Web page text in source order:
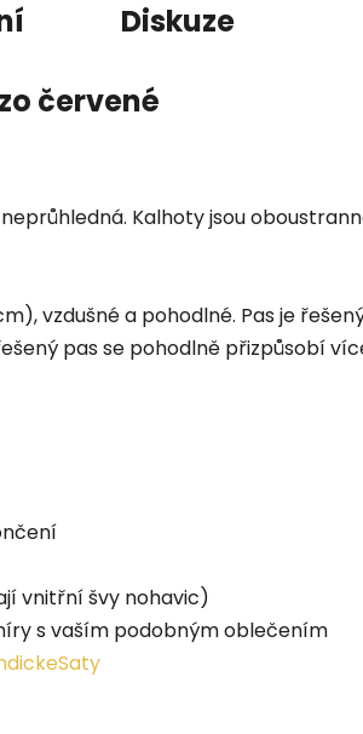
Diskuze
červené
Kalhoty jsou
vzdušné a pohodlné. Pas je
pas se pohodlně přizpůsobí
vnitřní švy nohavic)
s vaším podobným oblečením